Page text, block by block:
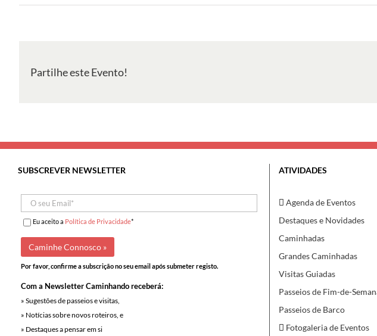
Caminhando
Partilhe este Evento!
SUBSCREVER NEWSLETTER
Eu aceito a Política de Privacidade*
Por favor, confirme a subscrição no seu email após submeter registo.
Com a Newsletter Caminhando receberá:
» Sugestões de passeios e visitas,
» Notícias sobre novos roteiros, e
» Destaques a pensar em si
ATIVIDADES
Agenda de Eventos
Destaques e Novidades
Caminhadas
Grandes Caminhadas
Visitas Guiadas
Passeios de Fim-de-
Passeios de Barco
Fotogaleria de Eventos